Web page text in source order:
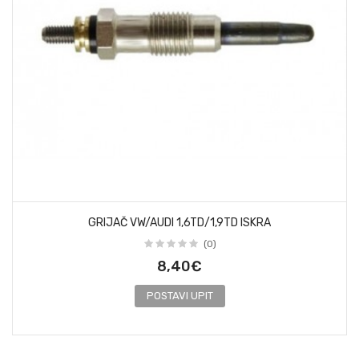
GRIJAČ VW/AUDI 1,6TD/1,9TD ISKRA
(0)
8,40€
POSTAVI UPIT